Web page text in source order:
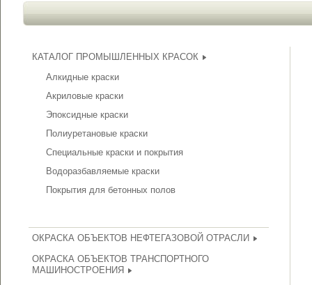
КАТАЛОГ ПРОМЫШЛЕННЫХ КРАСОК
Алкидные краски
Акриловые краски
Эпоксидные краски
Полиуретановые краски
Специальные краски и покрытия
Водоразбавляемые краски
Покрытия для бетонных полов
ОКРАСКА ОБЪЕКТОВ НЕФТЕГАЗОВОЙ ОТРАСЛИ
ОКРАСКА ОБЪЕКТОВ ТРАНСПОРТНОГО
МАШИНОСТРОЕНИЯ